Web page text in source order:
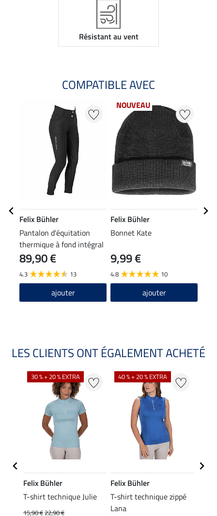
Résistant au vent
COMPATIBLE AVEC
Felix Bühler
Pantalon d'équitation
thermique à fond intégral
grip Jessica
89,90 €
4.3 13
ajouter
NOUVEAU
Felix Bühler
Bonnet Kate
9,99 €
4.8 10
ajouter
LES CLIENTS ONT ÉGALEMENT ACHETÉ
30 % + 20 % EXTRA
Felix Bühler
T-shirt technique Julie
15,90 €22,90 €
40 % + 20 % EXTRA
Felix Bühler
T-shirt technique zippé
Lana